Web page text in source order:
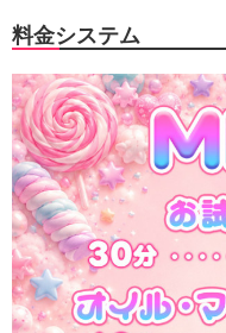
料金システム